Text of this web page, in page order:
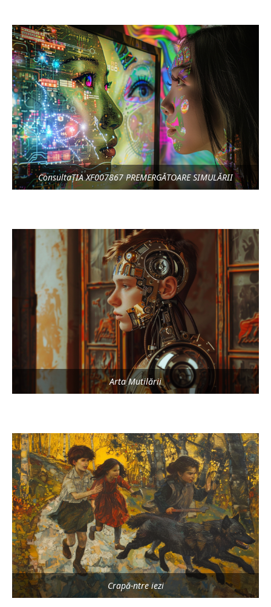
ConsultaȚIA XF007867 PREMERGĂTOARE SIMULĂRII
Arta Mutilării
Crapă-ntre iezi